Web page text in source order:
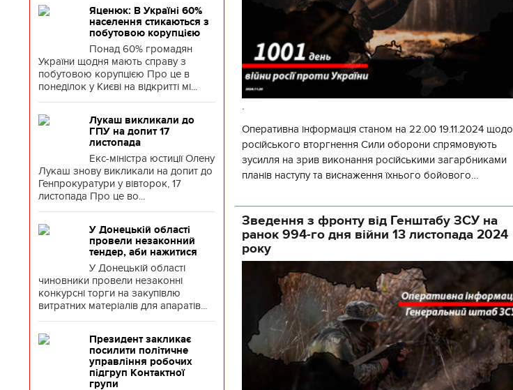
Яценюк: В Україні 60%
населення стикаються з
побутовою корупцією
Понад 60% громадян
України щодня мають справу з
побутовою корупцією Про це в
понеділок у Києві на відкритті мі...
Лукаш викликали до
ГПУ на допит 17
листопада
Екс-міністра юстиції Олену
Лукаш знову викликали на допит до
Генпрокуратури у вівторок, 17
листопада Про це во...
У Донецькій області
провели незаконний
тендер, аби нажитися
У Донецькій області
чиновники провели незаконні
конкурсні торги на закупівлю
витратних матеріалів для апаратів...
Президент закликає
посилити політичне
управління робочих
підгруп Контактної
групи
.
Оперативна інформація станом на 22.00 19.11.2024 щодо
російського вторгнення Сили оборони спрямовують
зусилля на зрив виконання російськими загарбниками
планів наступу та виснаження їхнього бойового
Зведення з фронту від Генштабу ЗСУ на
ранок 994-го дня війни 13 листопада 2024
року